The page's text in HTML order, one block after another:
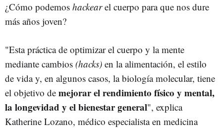
¿Cómo podemos hackearel cuerpo para que nos dure
más años joven?
"Esta práctica de optimizar el cuerpo y la mente
mediante cambios (hacks) en la alimentación, el estilo
de vida y, en algunos casos, la biología molecular, tiene
el objetivo de mejorar el rendimiento físico y mental,
la longevidad y el bienestar general", explica
Katherine Lozano, médico especialista en medicina